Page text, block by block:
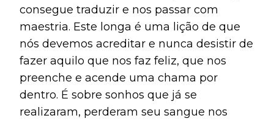
consegue traduzir e nos passar com
maestria. Este longa é uma lição de que
nós devemos acreditar e nunca desistir de
fazer aquilo que nos faz feliz, que nos
preenche e acende uma chama por
dentro. É sobre sonhos que já se
realizaram, perderam seu sangue nos